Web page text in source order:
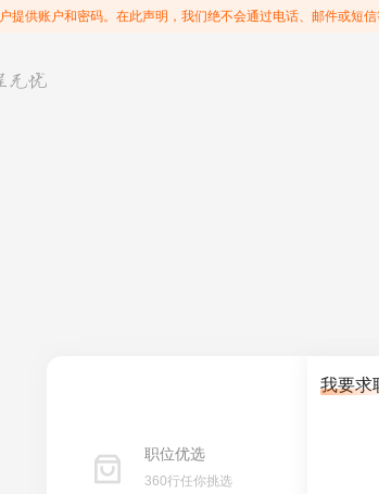
提供账户和密码。在此声明，我们绝不会通过电话、邮件或短
职位优选
360行任你挑选
我要求